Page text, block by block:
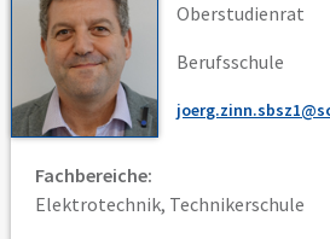
Oberstudienrat
Berufsschule
Fachbereiche:
Elektrotechnik, Technikerschule